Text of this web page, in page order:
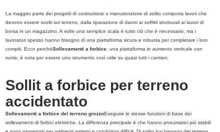
La maggior parte dei progetti di costruzione o manutenzione di solito comporta lavori che
devono essere svolti sul terreno, dalla riparazione di danni ai soffitti strutturali ai lavori di
borsa in un magazzino. A volte una semplice scala è tutto ciò che è necessario, ma i
lavoratori spesso hanno bisogno di una piattaforma sicura e robusta per completare i loro
compiti. Ecco perchéSollevamenti a forbice , una piattaforma in aumento verticale con
ruote, è nota per essere uno strumento così utile su quasi tutti i cantieri.
Sollit a forbice per terreno
accidentato
Sollevamenti a forbice del terreno grezzoEseguire le stesse funzioni di base dei
sollevamenti di forbici elettriche. La differenza principale è che hanno pneumatici più stabili